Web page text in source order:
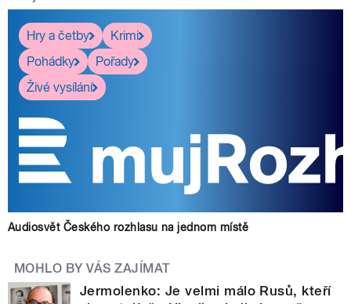
Hry a četby
Krimi
Pohádky
Pořady
Živé vysílání
Audiosvět Českého rozhlasu na jednom místě
MOHLO BY VÁS ZAJÍMAT
Jermolenko: Je velmi málo Rusů, kteří